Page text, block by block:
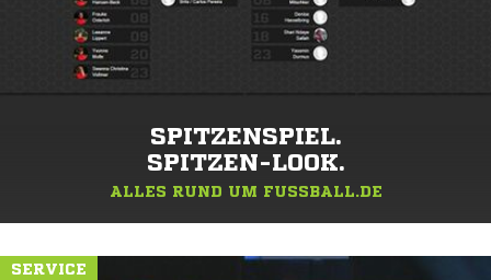
SPITZENSPIEL.
SPITZEN-LOOK.
ALLES RUND UM FUSSBALL.DE
SERVICE